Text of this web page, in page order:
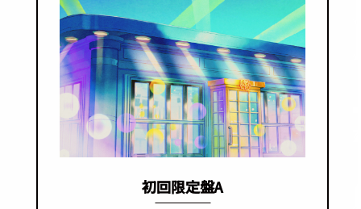
初回限定盤A